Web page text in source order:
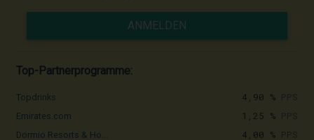
ANMELDEN
Top-Partnerprogramme:
Topdrinks 4,90 %
Emirates.com 1,25 %
Dormio Resorts & Ho... 4,00 %